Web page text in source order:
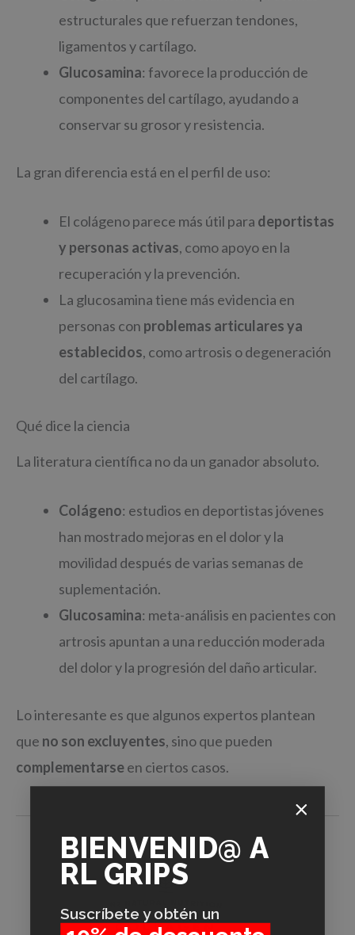
estructurales que refuerzan tendones,
ligamentos y cartílago.
Glucosamina: favorece la producción de
componentes del cartílago, ayudando a
conservar su grosor y resistencia.
La gran diferencia está en el perfil de uso:
El colágeno parece más útil para deportistas
y personas activas, como apoyo en la
recuperación y la prevención.
La glucosamina tiene más evidencia en
personas con problemas articulares ya
establecidos, como artrosis o degeneración
del cartílago.
Qué dice la ciencia
La literatura científica no da un ganador absoluto.
Colágeno: estudios en deportistas jóvenes
han mostrado mejoras en el dolor y la
movilidad después de varias semanas de
suplementación.
Glucosamina: meta-análisis en pacientes con
artrosis apuntan a una reducción moderada
del dolor y la progresión del daño articular.
Lo interesante es que algunos expertos plantean
que no son excluyentes, sino que pueden
complementarseen ciertos casos.
BIENVENID@ A
RL GRIPS
Suscríbete y obtén un